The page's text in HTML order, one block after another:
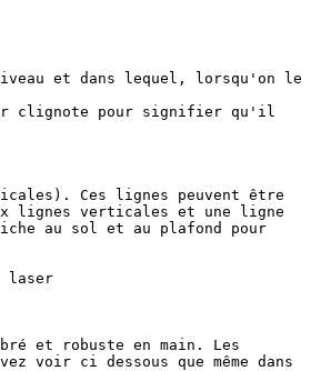
et dans lequel, lorsqu'on le
clignote pour signifier qu'il
Ces lignes peuvent être
lignes verticales et une ligne
au sol et au plafond pour
laser
et robuste en main. Les
voir ci dessous que même dans